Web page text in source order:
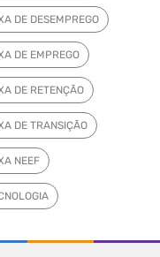
DE DESEMPREGO
DE EMPREGO
DE RETENÇÃO
DE TRANSIÇÃO
NEEF